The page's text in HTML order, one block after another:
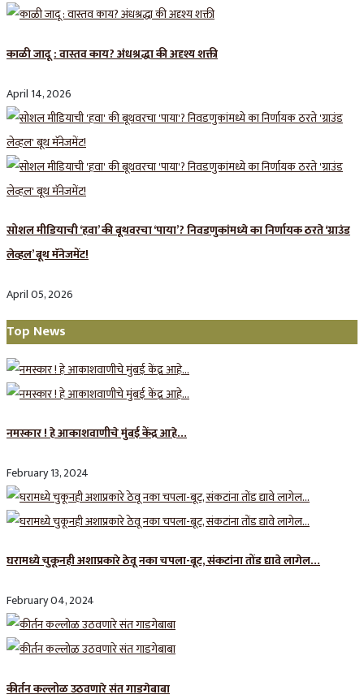
काळी जादू : वास्तव काय? अंधश्रद्धा की अदृश्य शक्ती
April 14, 2026
सोशल मीडियाची ‘हवा’ की बूथवरचा ‘पाया’? निवडणुकांमध्ये का निर्णायक ठरते ‘ग्राउंड
लेव्हल’ बूथ मॅनेजमेंट!
April 05, 2026
Top News
नमस्कार ! हे आकाशवाणीचे मुंबई केंद्र आहे…
February 13, 2024
घरामध्ये चुकूनही अशाप्रकारे ठेवू नका चपला-बूट, संकटांना तोंड द्यावे लागेल…
February 04, 2024
कीर्तन कल्लोळ उठवणारे संत गाडगेबाबा